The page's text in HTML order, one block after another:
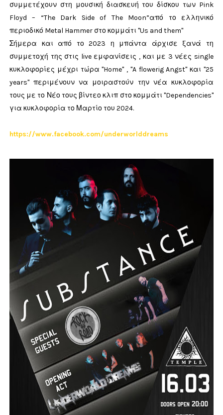
συμμετέχουν στη μουσική διασκευή του δίσκου των Pink
Floyd – “The Dark Side of The Moon”από το ελληνικό
περιοδικό Metal Hammer στο κομμάτι "Us and them"
Σήμερα και από το 2023 η μπάντα άρχισε ξανά τη
συμμετοχή της στις live εμφανίσεις , και με 3 νέες single
κυκλοφορίες μέχρι τώρα "Home" , "A flowerig Angst" και "25
years" περιμένουν να μοιραστούν την νέα κυκλοφορία
τους με το Νέο τους βίντεο κλιπ στο κομμάτι "Dependencies"
για κυκλοφορία το Μαρτίο του 2024.
https://www.facebook.com/underworlddreams